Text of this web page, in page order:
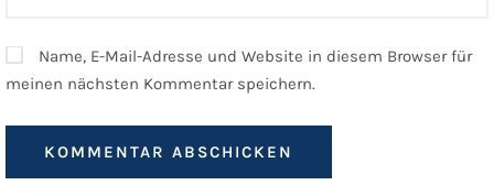
Name, E-Mail-Adresse und Website in diesem Browser für
meinen nächsten Kommentar speichern.